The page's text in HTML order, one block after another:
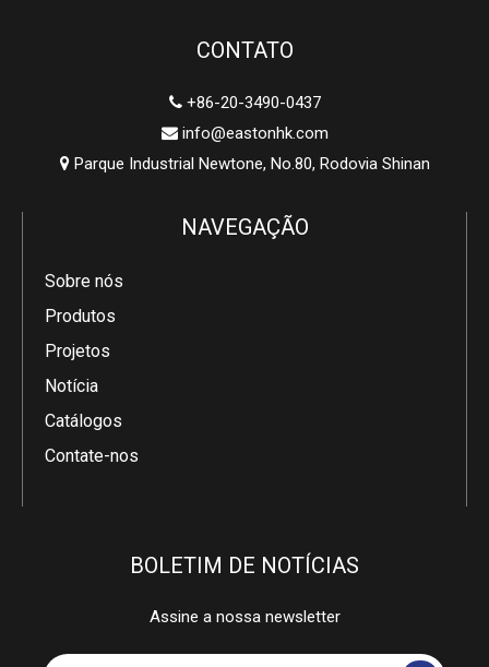
CONTATO
+86-20-3490-0437
 info@eastonhk.com
Parque Industrial Newtone, No.80, Rodovia Shinan
NAVEGAÇÃO
Sobre nós
Produtos
Projetos
Notícia
Catálogos
Contate-nos
BOLETIM DE NOTÍCIAS
Assine a nossa newsletter